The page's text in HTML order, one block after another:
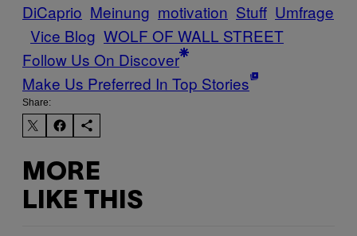
DiCaprio Meinung motivation Stuff Umfrage
Vice Blog WOLF OF WALL STREET
Follow Us On Discover
Make Us Preferred In Top Stories
Share:
MORE
LIKE THIS